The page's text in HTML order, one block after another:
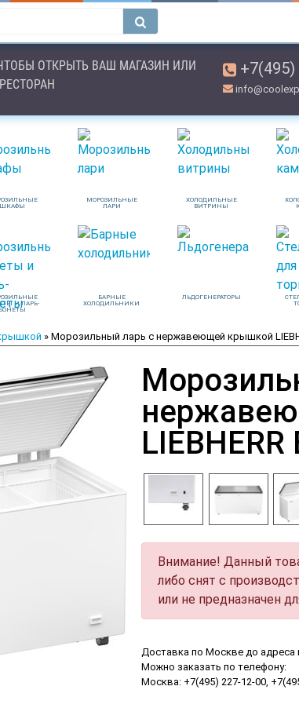
ОТКРЫТЬ ВАШ МАГАЗИН ИЛИ
ШКАФЫ
МОРОЗИЛЬНЫЕ
ЛАРИ
ХОЛОДИЛЬНЫЕ
ВИТРИНЫ
И ЛАРЬ-
БАРНЫЕ
ХОЛОДИЛЬНИКИ
ЛЬДОГЕНЕРАТОРЫ
» Морозильный ларь с нержавеющей крышкой
Внимание! Данный
либо снят с
или не предназначен
Доставка по Москве до
Можно заказать по телефону:
Москва: +7(495) 227-12-00,